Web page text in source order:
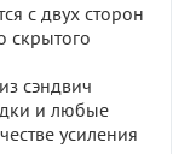
с двух сторон
скрытого
сэндвич
и любые
усиления